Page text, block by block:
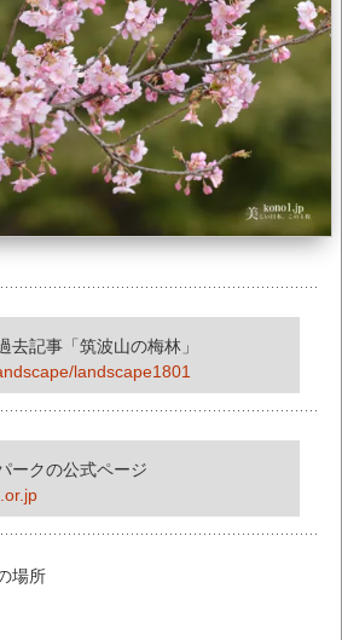
去記事「筑波山の梅林」
landscape1801
ークの公式ページ
場所